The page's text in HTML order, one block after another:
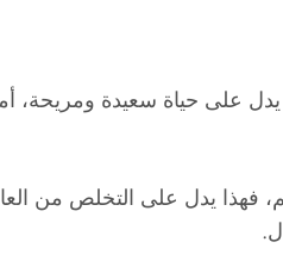
يدل على حياة سعيدة ومريحة،
يدل على التخلص من